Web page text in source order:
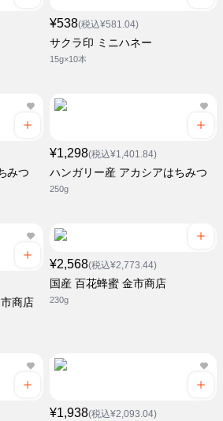
¥538(税込¥581.04)
サクラ印 ミニハネー
15g×10本
みつ
¥1,298(税込¥1,401.84)
ハンガリー産 アカシアはちみつ
250g
商店
¥2,568(税込¥2,773.44)
国産 百花蜂蜜 金市商店
230g
¥1,938(税込¥2,093.04)